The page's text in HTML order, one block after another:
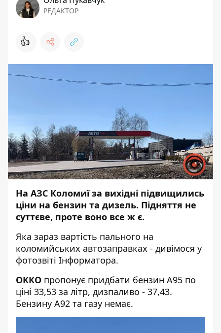
РЕДАКТОР
👍
На АЗС Коломиї за вихідні підвищились
ціни на бензин та дизель. Підняття не
суттєве, проте воно все ж є.
Яка зараз вартість пального на
коломийських автозаправках - дивімося у
фотозвіті Інформатора.
ОККО пропонує придбати бензин А95 по
ціні 33,53 за літр, дизпаливо - 37,43.
Бензину А92 та газу немає.